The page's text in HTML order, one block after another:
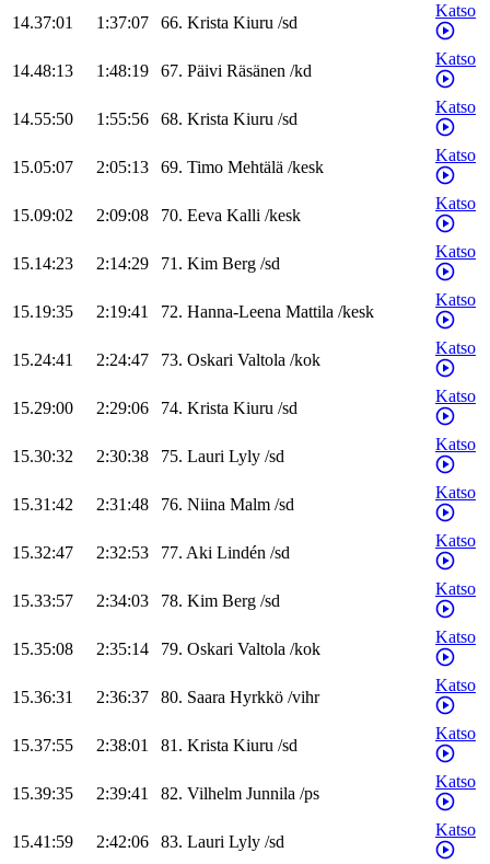
14.37:01 1:37:07 66. Krista Kiuru /sd
Katso
14.48:13 1:48:19 67. Päivi Räsänen /kd
Katso
14.55:50 1:55:56 68. Krista Kiuru /sd
Katso
15.05:07 2:05:13 69. Timo Mehtälä /kesk
Katso
15.09:02 2:09:08 70. Eeva Kalli /kesk
Katso
15.14:23 2:14:29 71. Kim Berg /sd
Katso
15.19:35 2:19:41 72. Hanna-Leena Mattila /kesk
Katso
15.24:41 2:24:47 73. Oskari Valtola /kok
Katso
15.29:00 2:29:06 74. Krista Kiuru /sd
Katso
15.30:32 2:30:38 75. Lauri Lyly /sd
Katso
15.31:42 2:31:48 76. Niina Malm /sd
Katso
15.32:47 2:32:53 77. Aki Lindén /sd
Katso
15.33:57 2:34:03 78. Kim Berg /sd
Katso
15.35:08 2:35:14 79. Oskari Valtola /kok
Katso
15.36:31 2:36:37 80. Saara Hyrkkö /vihr
Katso
15.37:55 2:38:01 81. Krista Kiuru /sd
Katso
15.39:35 2:39:41 82. Vilhelm Junnila /ps
Katso
15.41:59 2:42:06 83. Lauri Lyly /sd
Katso